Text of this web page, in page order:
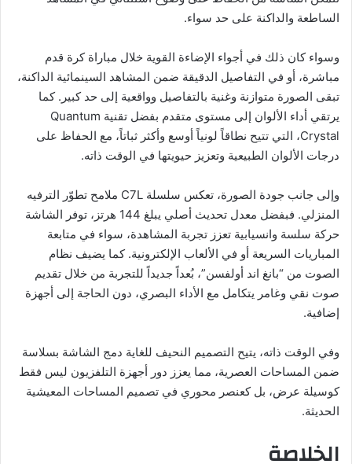
الساطعة والداكنة على حد سواء.
وسواء كان ذلك في أجواء الإضاءة القوية خلال مباراة كرة قدم
مباشرة، أو في التفاصيل الدقيقة ضمن المشاهد السينمائية الداكنة،
تبقى الصورة متوازنة وغنية بالتفاصيل وواقعية إلى حد كبير. كما
يرتقي أداء الألوان إلى مستوى متقدم بفضل تقنية Quantum
Crystal، التي تتيح نطاقاً لونياً أوسع وأكثر ثباتاً، مع الحفاظ على
درجات الألوان الطبيعية وتعزيز حيويتها في الوقت ذاته.
وإلى جانب جودة الصورة، تعكس سلسلة C7L ملامح تطوّر الترفيه
المنزلي. فبفضل معدل تحديث أصلي يبلغ 144 هرتز، توفر الشاشة
حركة سلسة وانسيابية تعزز تجربة المشاهدة، سواء في متابعة
المباريات السريعة أو في الألعاب الإلكترونية. كما يضيف نظام
الصوت من “بانغ اند أولفسن”، بُعداً جديداً للتجربة من خلال تقديم
صوت نقي وغامر يتكامل مع الأداء البصري، دون الحاجة إلى أجهزة
إضافية.
وفي الوقت ذاته، يتيح التصميم النحيف للغاية دمج الشاشة بسلاسة
ضمن المساحات العصرية، مما يعزز دور أجهزة التلفزيون ليس فقط
كوسيلة عرض، بل كعنصر محوري في تصميم المساحات المعيشية
الحديثة.
الخلاصة